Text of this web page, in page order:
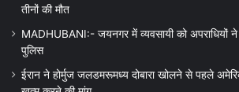
तीनों की मौत
MADHUBANI:- जयनगर में व्यवसायी को अपराधियों ने
पुलिस
ईरान ने होर्मुज जलडमरूमध्य दोबारा खोलने से पहले